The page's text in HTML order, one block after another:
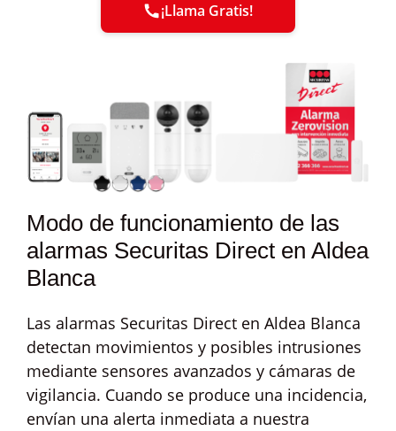
¡Llama Gratis!
Modo de funcionamiento de las
alarmas Securitas Direct en Aldea
Blanca
Las alarmas Securitas Direct en Aldea Blanca
detectan movimientos y posibles intrusiones
mediante sensores avanzados y cámaras de
vigilancia. Cuando se produce una incidencia,
envían una alerta inmediata a nuestra